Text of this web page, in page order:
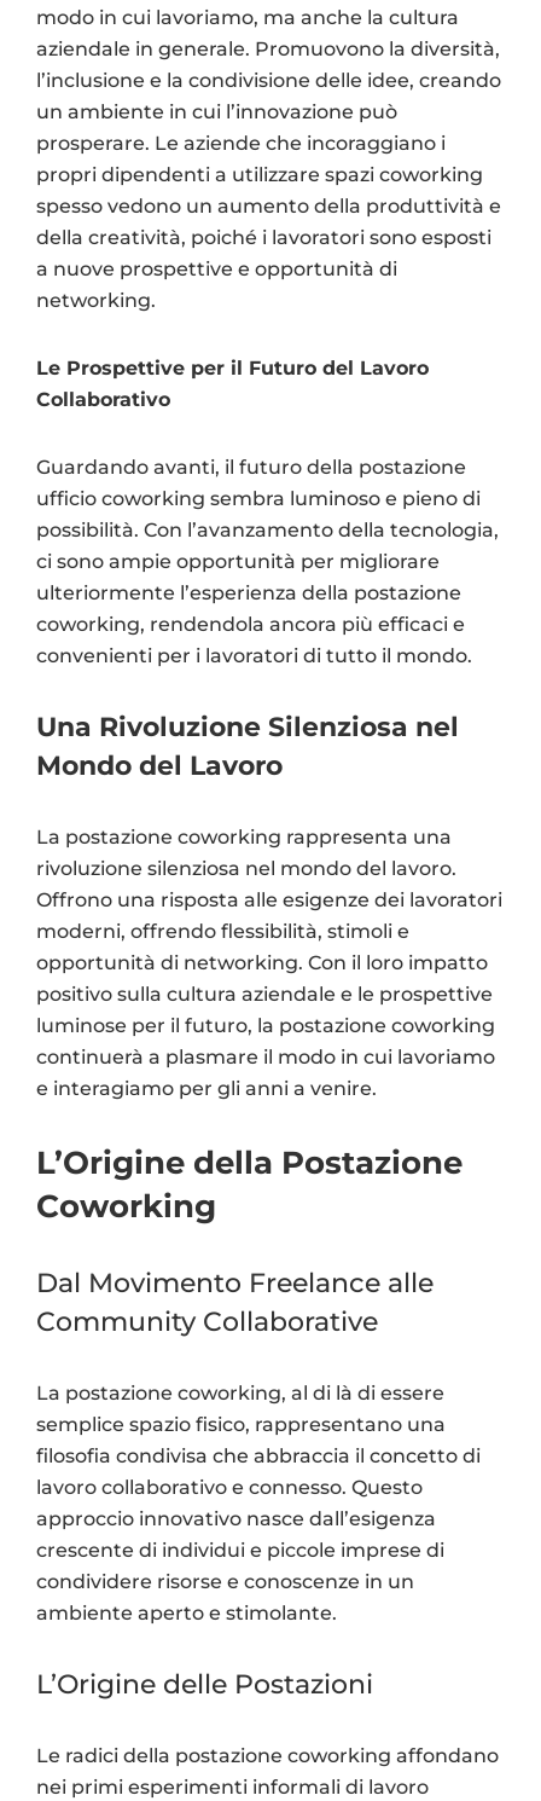
modo in cui lavoriamo, ma anche la cultura
aziendale in generale. Promuovono la diversità,
l’inclusione e la condivisione delle idee, creando
un ambiente in cui l’innovazione può
prosperare. Le aziende che incoraggiano i
propri dipendenti a utilizzare spazi coworking
spesso vedono un aumento della produttività e
della creatività, poiché i lavoratori sono esposti
a nuove prospettive e opportunità di
networking.
Le Prospettive per il Futuro del Lavoro
Collaborativo
Guardando avanti, il futuro della postazione
ufficio coworking sembra luminoso e pieno di
possibilità. Con l’avanzamento della tecnologia,
ci sono ampie opportunità per migliorare
ulteriormente l’esperienza della postazione
coworking, rendendola ancora più efficaci e
convenienti per i lavoratori di tutto il mondo.
Una Rivoluzione Silenziosa nel
Mondo del Lavoro
La postazione coworking rappresenta una
rivoluzione silenziosa nel mondo del lavoro.
Offrono una risposta alle esigenze dei lavoratori
moderni, offrendo flessibilità, stimoli e
opportunità di networking. Con il loro impatto
positivo sulla cultura aziendale e le prospettive
luminose per il futuro, la postazione coworking
continuerà a plasmare il modo in cui lavoriamo
e interagiamo per gli anni a venire.
L’Origine della Postazione
Coworking
Dal Movimento Freelance alle
Community Collaborative
La postazione coworking, al di là di essere
semplice spazio fisico, rappresentano una
filosofia condivisa che abbraccia il concetto di
lavoro collaborativo e connesso. Questo
approccio innovativo nasce dall’esigenza
crescente di individui e piccole imprese di
condividere risorse e conoscenze in un
ambiente aperto e stimolante.
L’Origine delle Postazioni
Le radici della postazione coworking affondano
nei primi esperimenti informali di lavoro